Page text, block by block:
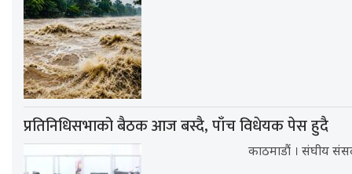
प्रतिनिधिसभाको बैठक आज बस्दै, पाँच विधेयक पेस हुदै
काठमाडौं । संघीय